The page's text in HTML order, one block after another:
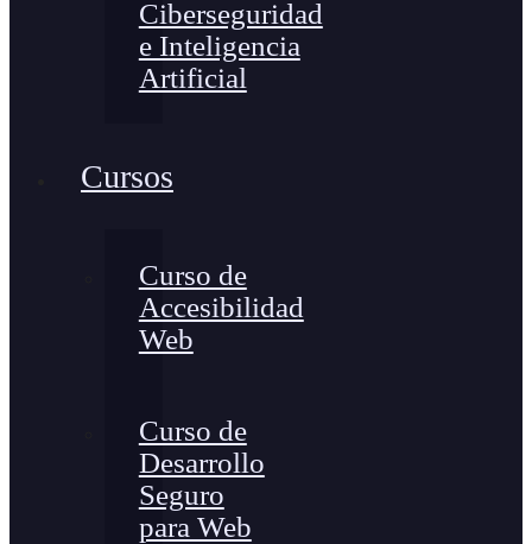
Ciberseguridad
e Inteligencia
Artificial
Cursos
Curso de
Accesibilidad
Web
Curso de
Desarrollo
Seguro
para Web